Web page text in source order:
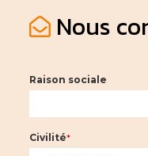
Nous
Raison sociale
Civilité